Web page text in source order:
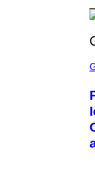
C
E
N
S
H
T